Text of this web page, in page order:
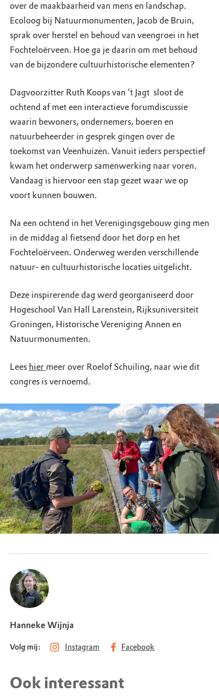
over de maakbaarheid van mens en landschap.
Ecoloog bij Natuurmonumenten, Jacob de Bruin,
sprak over herstel en behoud van veengroei in het
Fochteloërveen. Hoe ga je daarin om met behoud
van de bijzondere cultuurhistorische elementen?
Dagvoorzitter Ruth Koops van ’t Jagt sloot de
ochtend af met een interactieve forumdiscussie
waarin bewoners, ondernemers, boeren en
natuurbeheerder in gesprek gingen over de
toekomst van Veenhuizen. Vanuit ieders perspectief
kwam het onderwerp samenwerking naar voren.
Vandaag is hiervoor een stap gezet waar we op
voort kunnen bouwen.
Na een ochtend in het Verenigingsgebouw ging men
in de middag al fietsend door het dorp en het
Fochteloërveen. Onderweg werden verschillende
natuur- en cultuurhistorische locaties uitgelicht.
Deze inspirerende dag werd georganiseerd door
Hogeschool Van Hall Larenstein, Rijksuniversiteit
Groningen, Historische Vereniging Annen en
Natuurmonumenten.
Lees hier meer over Roelof Schuiling, naar wie dit
congres is vernoemd.
Hanneke Wijnja
Volg mij: Instagram Facebook
Ook interessant